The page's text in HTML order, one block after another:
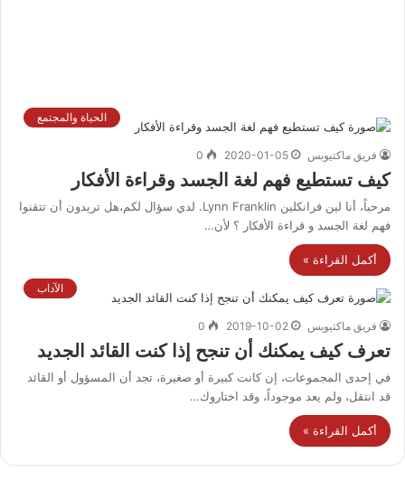
الحياة والمجتمع
فريق ماكتيوبس 2020-01-05
0
كيف تستطيع فهم لغة الجسد وقراءة الأفكار
مرحباً، أنا لين فرانكلين Lynn Franklin. لدي سؤال لكم،هل تريدون أن تتقنوا
فهم لغة الجسد و قراءة الأفكار ؟ لأن…
أكمل القراءة »
الآداب
فريق ماكتيوبس 2019-10-02
0
تعرف كيف يمكنك أن تنجح إذا كنت القائد الجديد
في إحدى المجموعات، إن كانت كبيرة أو صغيرة، تجد أن المسؤول أو القائد
قد انتقل، ولم يعد موجوداً، وقد اختاروك…
أكمل القراءة »